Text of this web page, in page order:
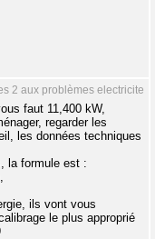
2 aux problèmes electricite
faut 11,400 kW,
regarder les
les données techniques
la formule est :
ils vont vous
le plus approprié